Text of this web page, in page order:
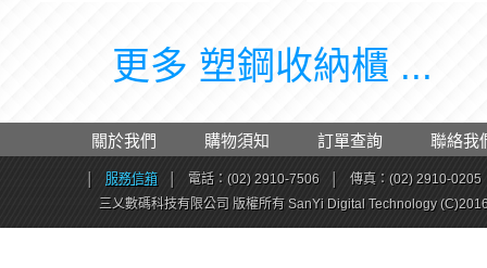
更多 塑鋼收納櫃 ...
關於我們 購物須知 訂單查詢 聯絡我
服務信箱 電話：(02) 2910-7506
傳真：(02) 2910-0205
三乂數碼科技有限公司 版權所有 SanYi Digital Technology